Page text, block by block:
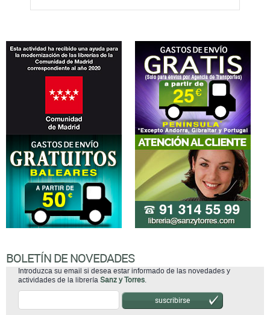
BOLETÍN DE NOVEDADES
Introduzca su email si desea estar informado de las novedades y
actividades de la librería Sanz y Torres.
suscribirse